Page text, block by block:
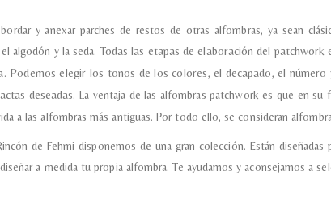
y anexar parches de restos de otras alfombras, ya sean
algodón y la seda.Todas las etapas de elaboración del
Podemos elegir los tonos de los colores, el decapado, el
deseadas. La ventaja de las alfombras patchwork es que en su
a las alfombras más antiguas. Por todo ello, se consideran
de Fehmi disponemos de una gran colección. Están
a medida tu propia alfombra. Te ayudamos y aconsejamos a